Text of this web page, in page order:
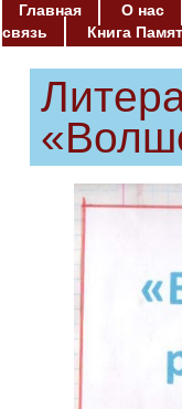
Главная О нас
связь
Книга